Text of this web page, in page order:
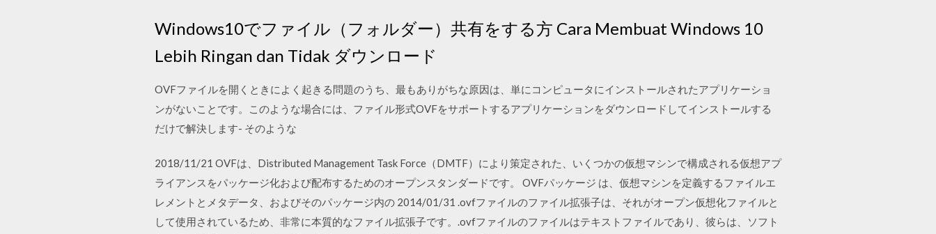
Windows10でファイル（フォルダー）共有をする方 Cara Membuat Windows 10
Lebih Ringan dan Tidak ダウンロード
OVFファイルを開くときによく起きる問題のうち、最もありがちな原因は、単にコンピュータにインストールされたアプリケーショ
ンがないことです。このような場合には、ファイル形式OVFをサポートするアプリケーションをダウンロードしてインストールする
だけで解決します- そのような
2018/11/21 OVFは、Distributed Management Task Force（DMTF）により策定された、いくつかの仮想マシンで構成される仮想アプ
ライアンスをパッケージ化および配布するためのオープンスタンダードです。 OVFパッケージ は、仮想マシンを定義するファイルエ
レメントとメタデータ、およびそのパッケージ内の 2014/01/31 .ovfファイルのファイル拡張子は、それがオープン仮想化ファイルと
して使用されているため、非常に本質的なファイル拡張子です。.ovfファイルのファイルはテキストファイルであり、彼らは、ソフト